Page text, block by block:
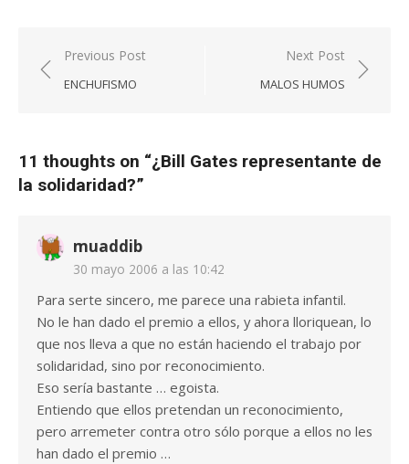
Navegación
de
Previous Post
ENCHUFISMO
Next Post
MALOS HUMOS
11 thoughts on “¿Bill Gates representante de
la solidaridad?”
muaddib
30 mayo 2006 a las 10:42
Para serte sincero, me parece una rabieta infantil.
No le han dado el premio a ellos, y ahora lloriquean, lo
que nos lleva a que no están haciendo el trabajo por
solidaridad, sino por reconocimiento.
Eso sería bastante … egoista.
Entiendo que ellos pretendan un reconocimiento,
pero arremeter contra otro sólo porque a ellos no les
han dado el premio …